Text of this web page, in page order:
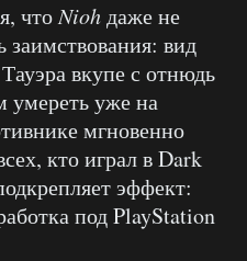
чтоNiohдаже не
заимствования: вид
вкупе с отнюдь
уже на
мгновенно
кто играл в Dark
эффект:
под PlayStation